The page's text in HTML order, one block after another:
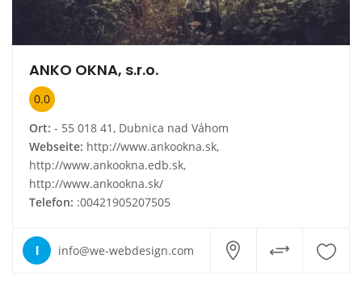
ANKO OKNA, s.r.o.
0.0
Ort: - 55 018 41, Dubnica nad Váhom
Webseite: http://www.ankookna.sk,
http://www.ankookna.edb.sk,
http://www.ankookna.sk/
Telefon: :00421905207505
I info@we-webdesign.com